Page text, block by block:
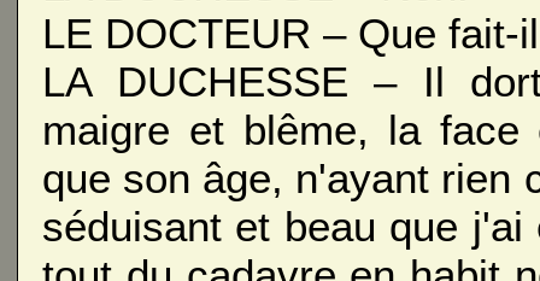
LE DOCTEUR – Que fait-
LA DUCHESSE – Il
maigre et blême, la
que son âge, n'ayant rien
séduisant et beau que